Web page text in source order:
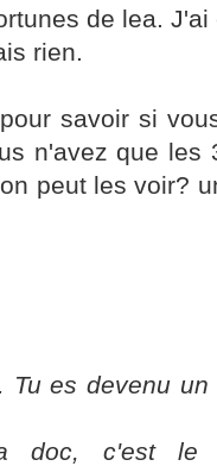
de lea.
rien.
savoir si
n'avez que les
peut les voir?
Tu es devenu
doc, c'est le